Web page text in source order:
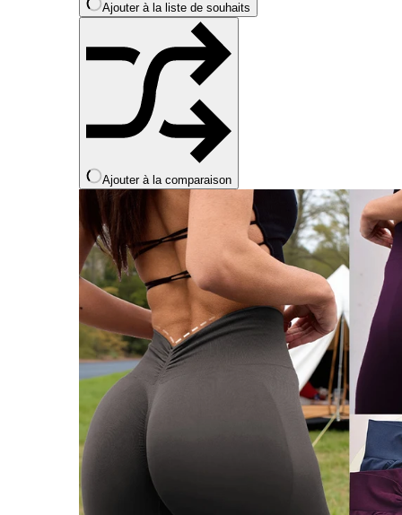
page
du
produit
Ajouter à la liste de souhaits
Ajouter à la comparaison